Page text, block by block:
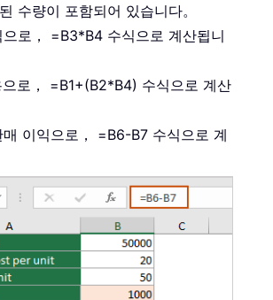
수량이 포함되어 있습니다。
로， =B3*B4 수식으로 계산됩니
로， =B1+(B2*B4) 수식으로 계산
이익으로， =B6-B7 수식으로 계